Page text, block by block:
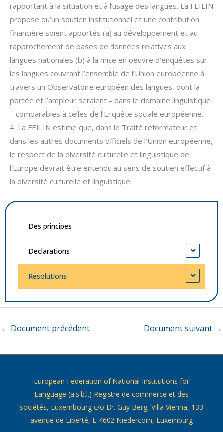
rapportant à la situation et à l’usage des langues. La FEILIN
propose qu’un soutien institutionnel et une contribution
financière soient apportés (a) au développement et au
rapproche­ment de bases de données relatives aux
langues nationales (b) à la mise en oeuvre d’enquêtes sur
les langues couvrant l’ensemble de l’Union européenne à
travers un Observatoire européen des langues, dont la
portée et l’ampleur seraient – dans le domaine linguistique
– comparables à celles de l’Enquête sociale européenne.
4. La FEILIN estime que, dans le Traité réformateur et
dans les autres documents officiels de l’Union européenne,
le respect de la diversité culturelle et linguistique de
l’Europe devrait être entendu au sens de soutien effectif à
la diversité culturelle et linguistique.
Des principes
Declarations
Resolutions
← Document précédent Document suivant →
European Federation of National Institutions for
Language (a.s.b.l.) Registre de commerce et des
sociétés, Luxembourg c/o Dr. Guy Berg, Villa Vienna, 133
avenue de Liberté, L-4602 Niedercorn, Luxemburg